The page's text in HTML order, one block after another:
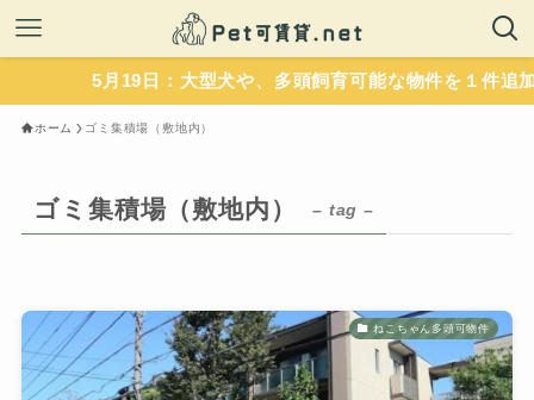
5月19日：大型犬や、多頭飼育可能な物件を１件追加
ホーム ゴミ集積場（敷地内）
ゴミ集積場（敷地内） – tag –
ねこちゃん多頭可物件